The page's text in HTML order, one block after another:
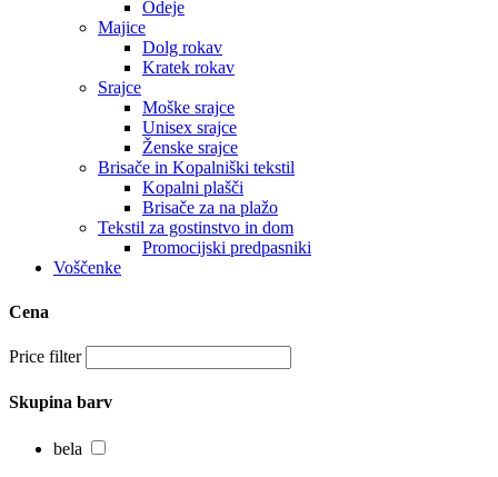
Odeje
Majice
Dolg rokav
Kratek rokav
Srajce
Moške srajce
Unisex srajce
Ženske srajce
Brisače in Kopalniški tekstil
Kopalni plašči
Brisače za na plažo
Tekstil za gostinstvo in dom
Promocijski predpasniki
Voščenke
Cena
Price filter
Skupina barv
bela